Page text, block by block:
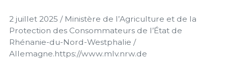
2 juillet 2025 / Ministère de l’Agriculture et de la
Protection des Consommateurs de l’État de
Rhénanie-du-Nord-Westphalie /
Allemagne.https://www.mlv.nrw.de